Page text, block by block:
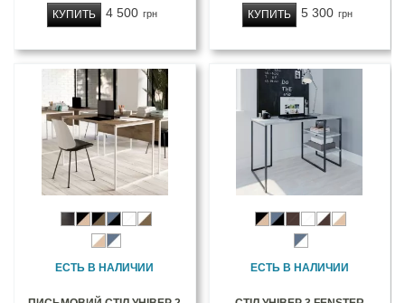
4 500 грн
КУПИТЬ 5 300 грн
КУПИТЬ
ЕСТЬ В НАЛИЧИИ ЕСТЬ В НАЛИЧИИ